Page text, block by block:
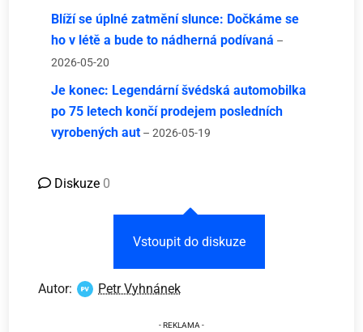
Blíží se úplné zatmění slunce: Dočkáme se
ho v létě a bude to nádherná podívaná –
2026-05-20
Je konec: Legendární švédská automobilka
po 75 letech končí prodejem posledních
vyrobených aut – 2026-05-19
Diskuze 0
Vstoupit do diskuze
Autor: Petr Vyhnánek